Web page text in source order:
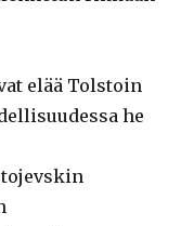
elää Tolstoin
he